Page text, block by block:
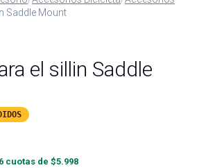
Saddle Mount
el sillin Saddle
6 cuotas de $5.998